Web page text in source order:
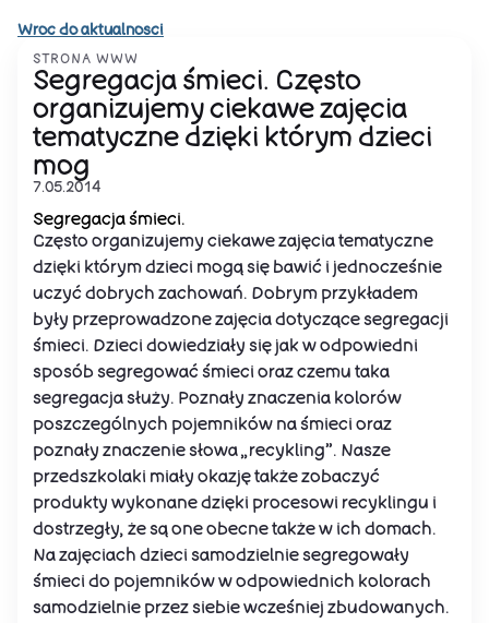
Wroc do aktualnosci
STRONA WWW
Segregacja śmieci. Często
organizujemy ciekawe zajęcia
tematyczne dzięki którym dzieci
mog
7.05.2014
Segregacja śmieci.
Często organizujemy ciekawe zajęcia tematyczne
dzięki którym dzieci mogą się bawić i jednocześnie
uczyć dobrych zachowań. Dobrym przykładem
były przeprowadzone zajęcia dotyczące segregacji
śmieci. Dzieci dowiedziały się jak w odpowiedni
sposób segregować śmieci oraz czemu taka
segregacja służy. Poznały znaczenia kolorów
poszczególnych pojemników na śmieci oraz
poznały znaczenie słowa „recykling”. Nasze
przedszkolaki miały okazję także zobaczyć
produkty wykonane dzięki procesowi recyklingu i
dostrzegły, że są one obecne także w ich domach.
Na zajęciach dzieci samodzielnie segregowały
śmieci do pojemników w odpowiednich kolorach
samodzielnie przez siebie wcześniej zbudowanych.